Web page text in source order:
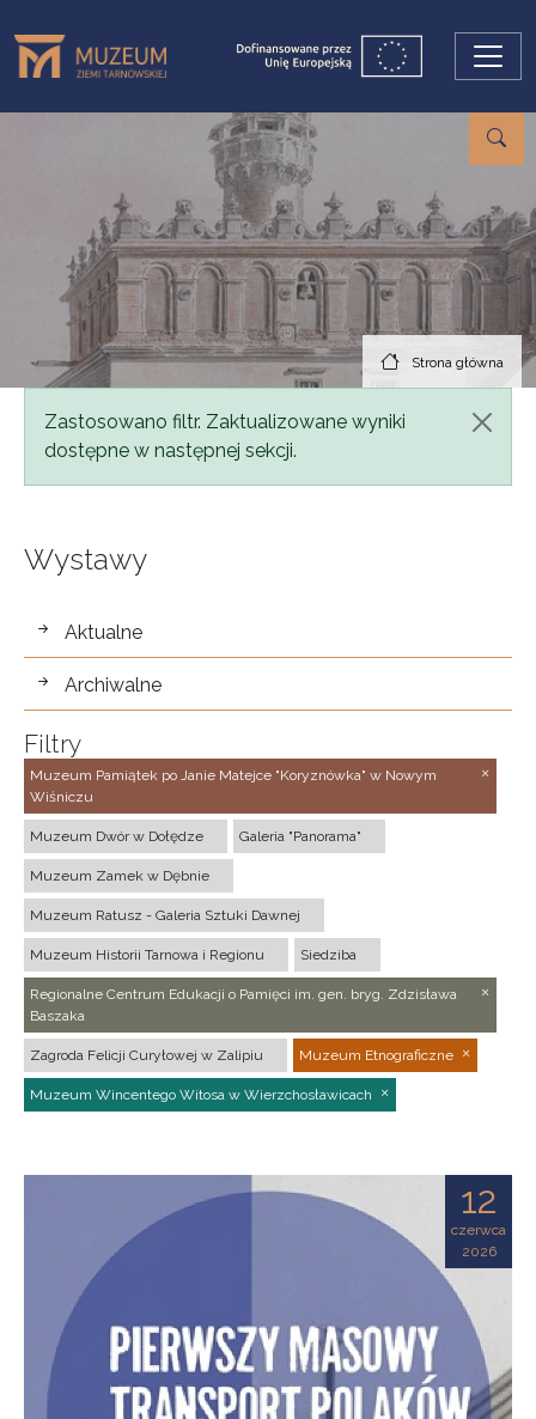
Strona główna
Komunikat
Zastosowano filtr. Zaktualizowane wyniki
dostępne w następnej sekcji.
Wystawy
wystawy
Aktualne
Archiwalne
Filtry
Muzeum Pamiątek po Janie Matejce "Koryznówka" w Nowym
Wiśniczu
Muzeum Dwór w Dołędze Galeria "Panorama"
Muzeum Zamek w Dębnie
Muzeum Ratusz - Galeria Sztuki Dawnej
Muzeum Historii Tarnowa i Regionu Siedziba
Regionalne Centrum Edukacji o Pamięci im. gen. bryg. Zdzisława
Baszaka
Zagroda Felicji Curyłowej w Zalipiu Muzeum Etnograficzne
Muzeum Wincentego Witosa w Wierzchosławicach
12
czerwca
2026